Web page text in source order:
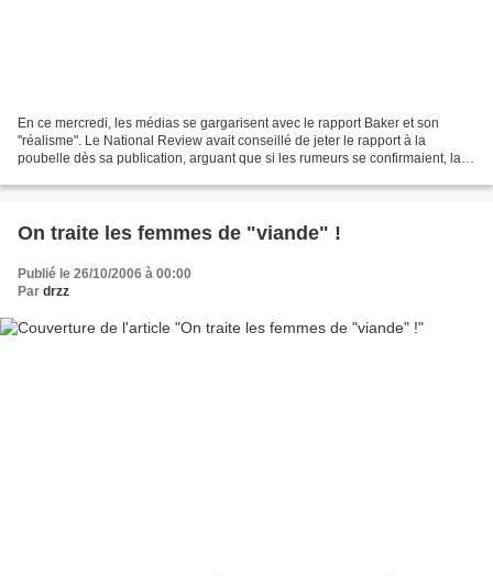
En ce mercredi, les médias se gargarisent avec le rapport Baker et son
"réalisme". Le National Review avait conseillé de jeter le rapport à la
poubelle dès sa publication, arguant que si les rumeurs se confirmaient, la
On traite les femmes de "viande" !
Publié le 26/10/2006 à 00:00
Par drzz